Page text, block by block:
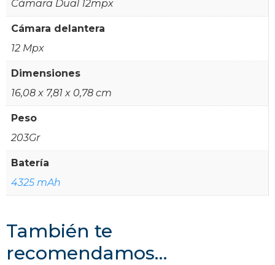
Cámara Dual 12mpx
Cámara delantera
12 Mpx
Dimensiones
16,08 x 7,81 x 0,78 cm
Peso
203Gr
Batería
4325 mAh
También te
recomendamos…